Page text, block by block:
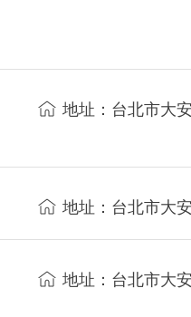
地址：台北市大
地址：台北市大
地址：台北市大